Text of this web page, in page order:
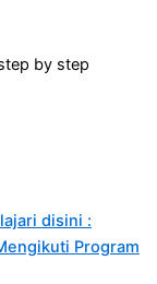
by step
disini :
Program